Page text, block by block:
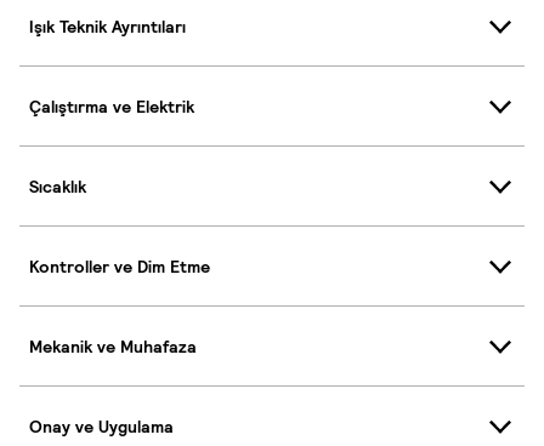
Işık Teknik Ayrıntıları
Çalıştırma ve Elektrik
Sıcaklık
Kontroller ve Dim Etme
Mekanik ve Muhafaza
Onay ve Uygulama